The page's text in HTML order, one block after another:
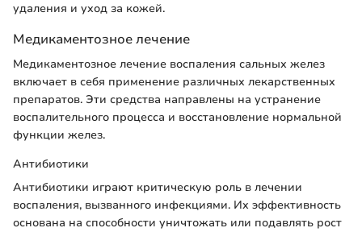
удаления и уход за кожей.
Медикаментозное лечение
Медикаментозное лечение воспаления сальных желез
включает в себя применение различных лекарственных
препаратов. Эти средства направлены на устранение
воспалительного процесса и восстановление нормальной
функции желез.
Антибиотики
Антибиотики играют критическую роль в лечении
воспаления, вызванного инфекциями. Их эффективность
основана на способности уничтожать или подавлять рост